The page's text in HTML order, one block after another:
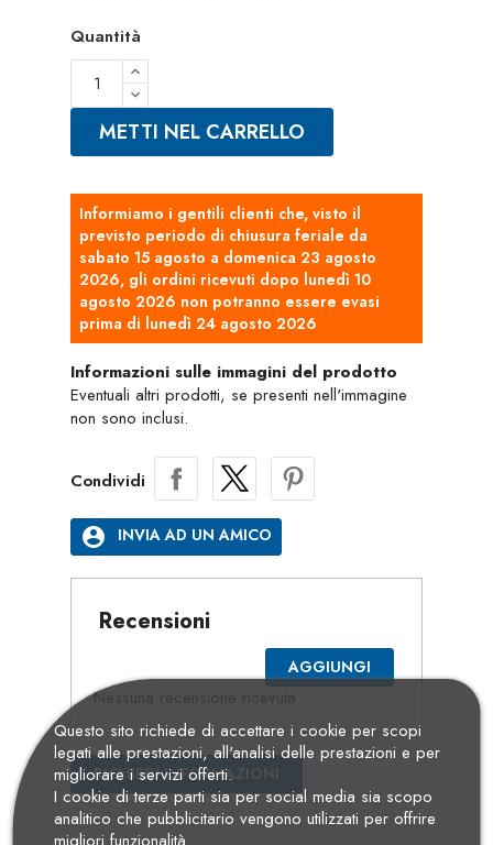
Quantità
METTI NEL CARRELLO
Informiamo i gentili clienti che, visto il
previsto periodo di chiusura feriale da
sabato 15 agosto a domenica 23 agosto
2026, gli ordini ricevuti dopo lunedì 10
agosto 2026 non potranno essere evasi
prima di lunedì 24 agosto 2026
Informazioni sulle immagini del prodotto
Eventuali altri prodotti, se presenti nell'immagine
non sono inclusi.
Condividi
account_circle INVIA AD UN AMICO
Recensioni
AGGIUNGI
Nessuna recensione ricevuta
RICHIEDI INFORMAZIONI
Questo sito richiede di accettare i cookie per scopi
legati alle prestazioni, all'analisi delle prestazioni e per
migliorare i servizi offerti.
I cookie di terze parti sia per social media sia scopo
analitico che pubblicitario vengono utilizzati per offrire